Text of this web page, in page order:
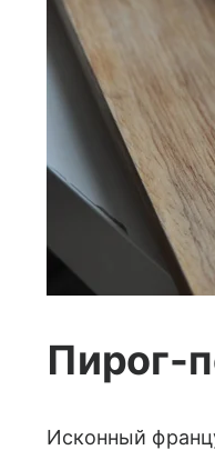
Пирог-
Исконный